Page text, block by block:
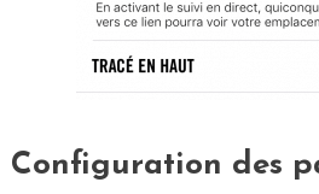
Configuration des